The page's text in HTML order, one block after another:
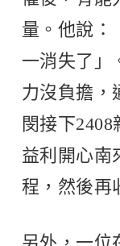
量。他說：
一消失了」
力沒負擔，
閔接下
益利開心南
程，然後再